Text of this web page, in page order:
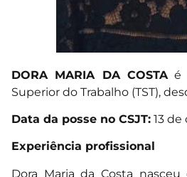
DORA MARIA DA COSTAé
Superior do Trabalho (TST),
Data da posse no CSJT: 13
Experiência profissional
Dora Maria da Costa